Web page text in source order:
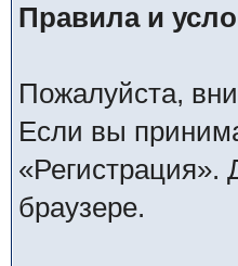
Правила и
Пожалуйста,
Если вы
«Регистрация».
браузере.